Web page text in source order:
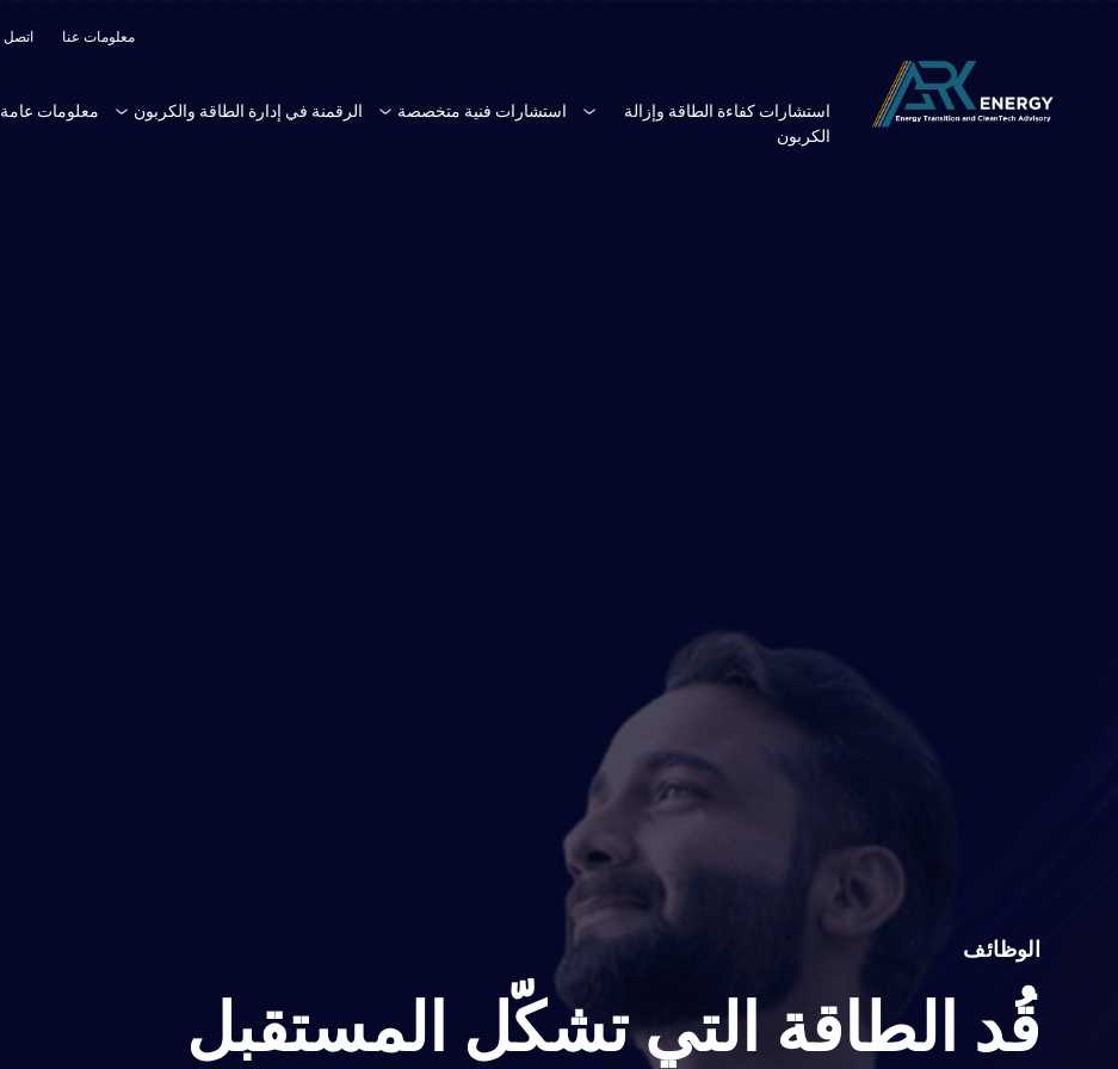
معلومات عنا اتصل
استشارات كفاءة الطاقة وإزالة
الكربون
استشارات فنية متخصصة الرقمنة في إدارة الطاقة والكربون معلومات عامة
الوظائف
قُد الطاقة التي تشكّل المستقبل